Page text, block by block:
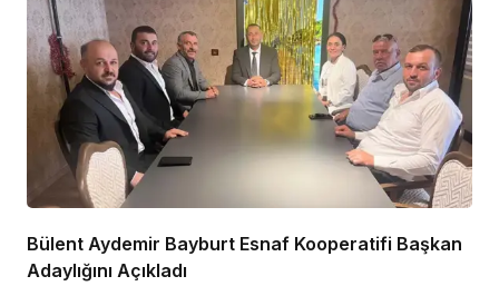
Bülent Aydemir Bayburt Esnaf Kooperatifi Başkan
Adaylığını Açıkladı